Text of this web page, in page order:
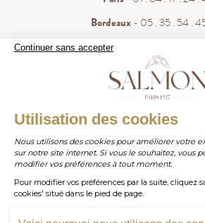
Continuer sans accepter
Utilisation des cookies
Nous utilisons des cookies pour améliorer votre
sur notre site internet. Si vous le souhaitez, vous
modifier vos préférences à tout moment.
Pour modifier vos préférences par la suite, cliquez
cookies' situé dans le pied de page.
WHATSAPP
E-MAIL
TÉL PARIS
Bordeaux- 05 . 35 . 54 .
WhatsApp
Paiement sécurisé